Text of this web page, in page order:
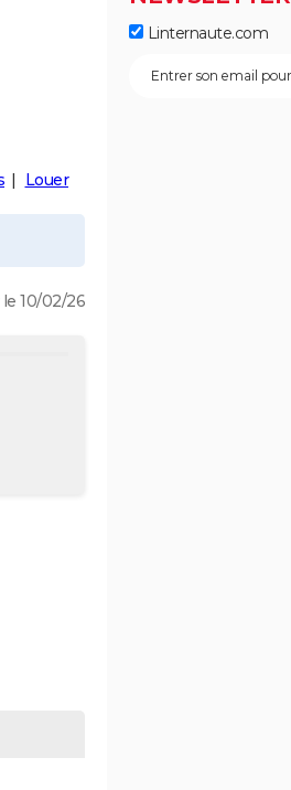
Louer
10/02/26
Linternaute.com